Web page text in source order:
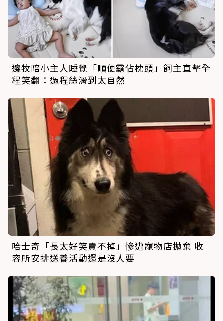
邊牧陪小主人睡覺「順便霸佔枕頭」飼主直擊全
程笑翻：過程絲滑到太自然
哈士奇「長太好笑賣不掉」慘遭寵物店拋棄 收
容所安排送養活動還是沒人要